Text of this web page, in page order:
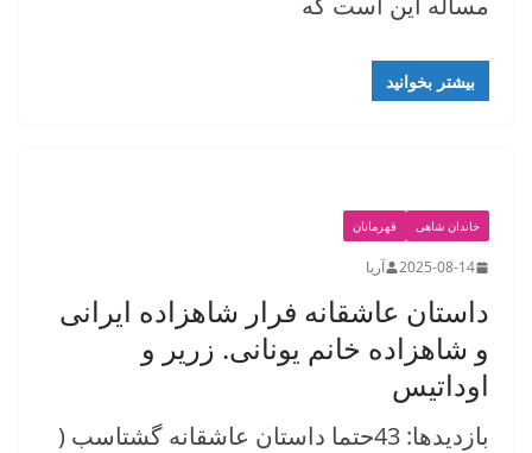
بیشتر بخوانید
خاندان شاهی قهرمانان
2025-08-14 آریا
داستان عاشقانه فرار شاهزاده ایرانی
و شاهزاده خانم یونانی. زریر و
اوداتیس
بازدیدها: 43حتما داستان عاشقانه گشتاسب (